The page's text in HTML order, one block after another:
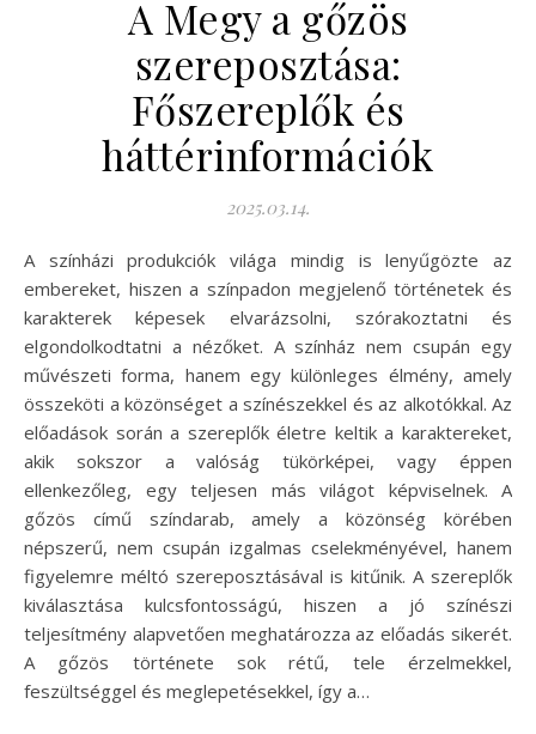
A Megy a gőzös
szereposztása:
Főszereplők és
háttérinformációk
2025.03.14.
A színházi produkciók világa mindig is lenyűgözte az
embereket, hiszen a színpadon megjelenő történetek és
karakterek képesek elvarázsolni, szórakoztatni és
elgondolkodtatni a nézőket. A színház nem csupán egy
művészeti forma, hanem egy különleges élmény, amely
összeköti a közönséget a színészekkel és az alkotókkal. Az
előadások során a szereplők életre keltik a karaktereket,
akik sokszor a valóság tükörképei, vagy éppen
ellenkezőleg, egy teljesen más világot képviselnek. A
gőzös című színdarab, amely a közönség körében
népszerű, nem csupán izgalmas cselekményével, hanem
figyelemre méltó szereposztásával is kitűnik. A szereplők
kiválasztása kulcsfontosságú, hiszen a jó színészi
teljesítmény alapvetően meghatározza az előadás sikerét.
A gőzös története sok rétű, tele érzelmekkel,
feszültséggel és meglepetésekkel, így a…